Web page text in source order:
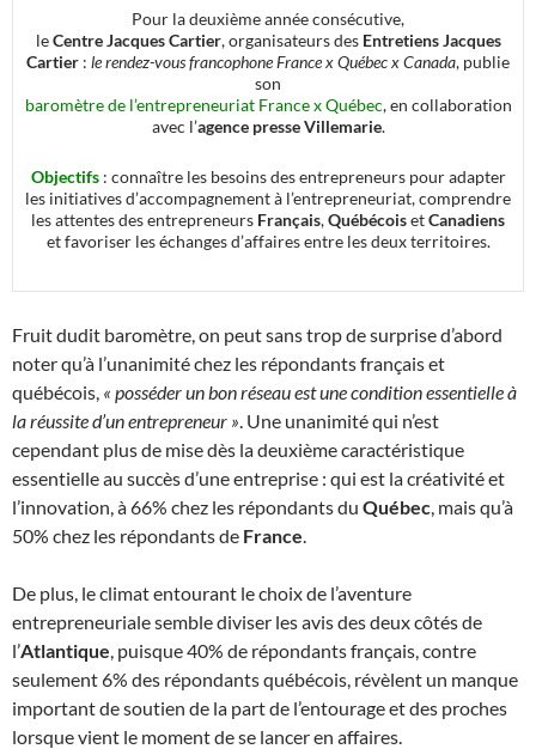
Pour la deuxième année consécutive,
leCentre Jacques Cartier, organisateurs des Entretiens Jacques
Cartier : le rendez-vous francophone France x Québec x Canada, publie
son
baromètre de l’entrepreneuriat France x Québec, en collaboration
avec l’agence presse Villemarie.
Objectifs: connaître les besoins des entrepreneurs pour adapter
les initiatives d’accompagnement à l’entrepreneuriat, comprendre
les attentes des entrepreneurs Français,QuébécoisetCanadiens
et favoriser les échanges d’affaires entre les deux territoires.
Fruit dudit baromètre, on peut sans trop de surprise d’abord
noter qu’à l’unanimité chez les répondants français et
québécois, « posséder un bon réseau est une condition essentielle à
la réussite d’un entrepreneur ». Une unanimité qui n’est
cependant plus de mise dès la deuxième caractéristique
essentielle au succès d’une entreprise : qui est la créativité et
l’innovation, à 66% chez les répondants du Québec, mais qu’à
50% chez les répondants de France.
De plus, le climat entourant le choix de l’aventure
entrepreneuriale semble diviser les avis des deux côtés de
l’Atlantique, puisque 40% de répondants français, contre
seulement 6% des répondants québécois, révèlent un manque
important de soutien de la part de l’entourage et des proches
lorsque vient le moment de se lancer en affaires.